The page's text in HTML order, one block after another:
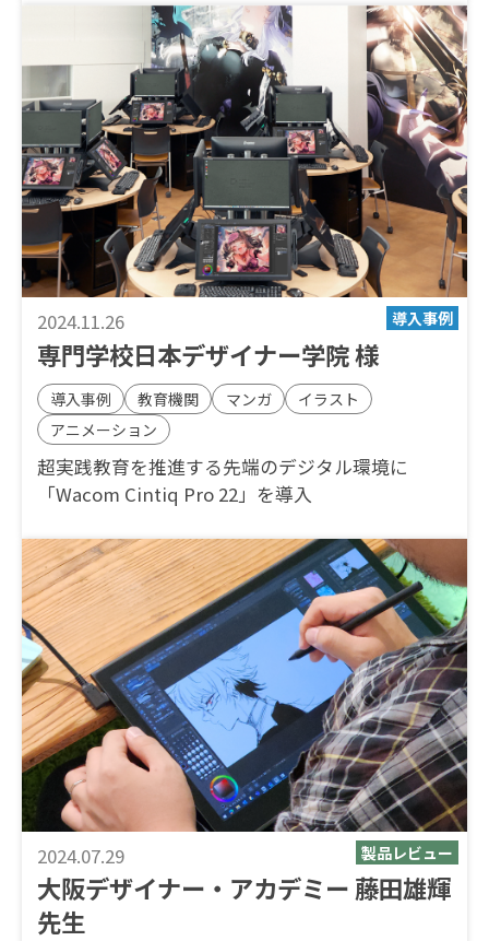
2024.11.26
専門学校日本デザイナー学院 様
導入事例 教育機関 マンガ
イラスト
アニメーション
超実践教育を推進する先端のデジタル環境に
「Wacom Cintiq Pro 22」を導入
2024.07.29
大阪デザイナー・アカデミー 藤田雄輝
先生